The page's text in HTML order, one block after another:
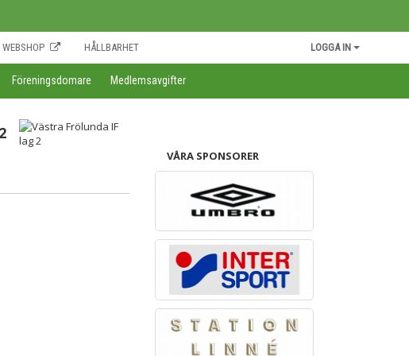
WEBSHOP HÅLLBARHET LOGGA IN
Föreningsdomare Medlemsavgifter
VÅRA SPONSORER